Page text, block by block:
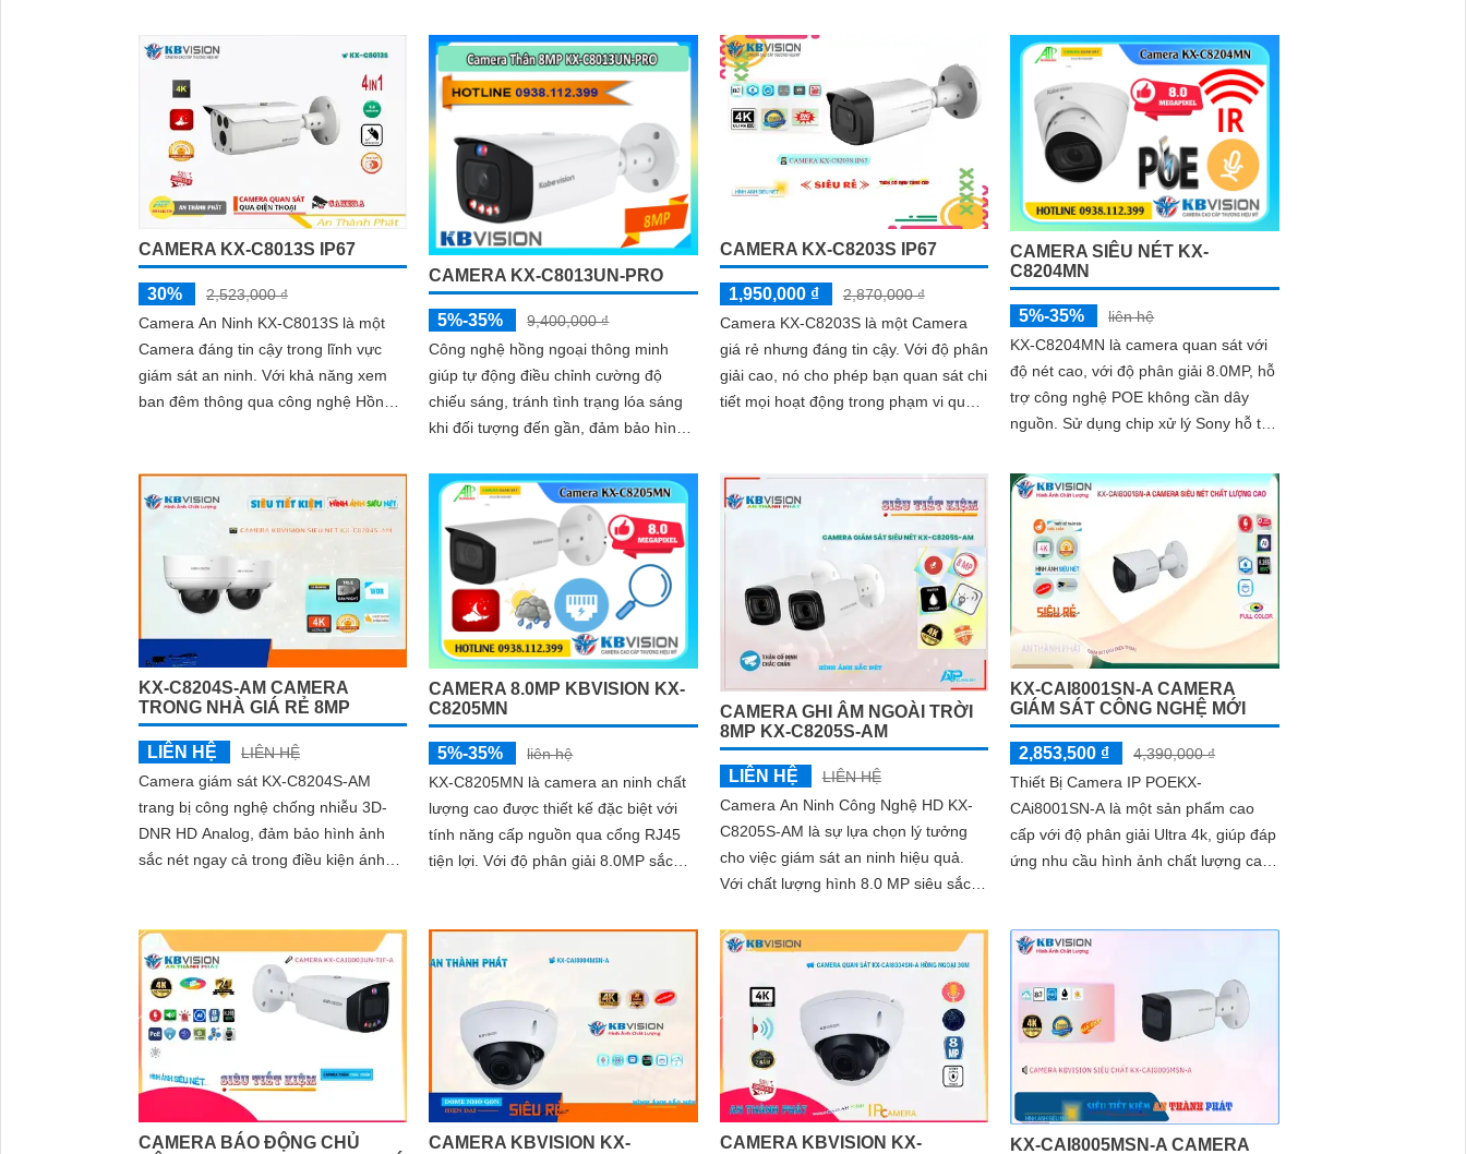
Ngoại Smart IR có tầm nhìn lên đến
30m
CAMERA KX-C8013S IP67
30%
2,523,000 ₫
Camera An Ninh KX-C8013S là một
Camera đáng tin cậy trong lĩnh vực
giám sát an ninh. Với khả năng xem
ban đêm thông qua công nghệ Hồng
CAMERA KX-C8013UN-PRO
5%-35%
9,400,000 ₫
Công nghệ hồng ngoại thông minh
giúp tự động điều chỉnh cường độ
chiếu sáng, tránh tình trạng lóa sáng
khi đối tượng đến gần, đảm bảo hình
đó, công nghệ giảm nhiễu 3DNR và
chống ngược sáng DWDR giúp
camera tái tạo màu sắc chính xác và
rõ ràng trong mọi điều kiện ánh sáng
phức tạp như ngược sáng mạnh hay
thiếu sáng
CAMERA KX-C8203S IP67
1,950,000 ₫
2,870,000 ₫
Camera KX-C8203S là một Camera
giá rẻ nhưng đáng tin cậy. Với độ phân
giải cao, nó cho phép bạn quan sát chi
tiết mọi hoạt động trong phạm vi quan
CAMERA SIÊU NÉT KX-
C8204MN
5%-35%
liên hệ
KX-C8204MN là camera quan sát với
độ nét cao, với độ phân giải 8.0MP, hỗ
trợ công nghệ POE không cần dây
nguồn. Sử dụng chip xử lý Sony hỗ trợ
KX-C8204S-AM CAMERA
TRONG NHÀ GIÁ RẺ 8MP
LIÊN HỆ
LIÊN HỆ
Camera giám sát KX-C8204S-AM
trang bị công nghệ chống nhiễu 3D-
DNR HD Analog, đảm bảo hình ảnh
sắc nét ngay cả trong điều kiện ánh
hành
CAMERA 8.0MP KBVISION KX-
C8205MN
5%-35%
liên hệ
KX-C8205MN là camera an ninh chất
lượng cao được thiết kế đặc biệt với
tính năng cấp nguồn qua cổng RJ45
tiện lợi. Với độ phân giải 8.0MP sắc
CAMERA GHI ÂM NGOÀI TRỜI
8MP KX-C8205S-AM
LIÊN HỆ
LIÊN HỆ
Camera An Ninh Công Nghệ HD KX-
C8205S-AM là sự lựa chọn lý tưởng
cho việc giám sát an ninh hiệu quả.
Với chất lượng hình 8.0 MP siêu sắc
tin...
KX-CAI8001SN-A CAMERA
GIÁM SÁT CÔNG NGHỆ MỚI
2,853,500 ₫
4,390,000 ₫
Thiết Bị Camera IP POEKX-
CAi8001SN-A là một sản phẩm cao
cấp với độ phân giải Ultra 4k, giúp đáp
ứng nhu cầu hình ảnh chất lượng cao.
CAMERA BÁO ĐỘNG CHỦ
CAMERA KBVISION KX-
CAMERA KBVISION KX-
KX-CAI8005MSN-A CAMERA